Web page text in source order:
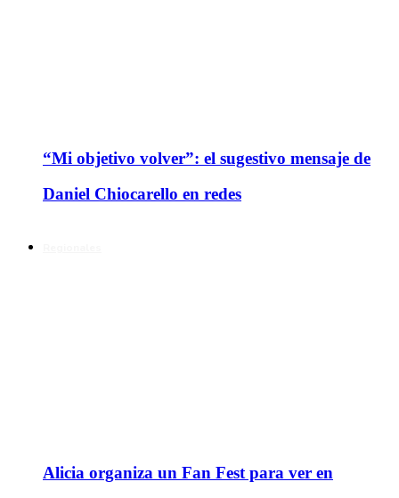
“Mi objetivo volver”: el sugestivo mensaje de
Daniel Chiocarello en redes
Alicia organiza un Fan Fest para ver en